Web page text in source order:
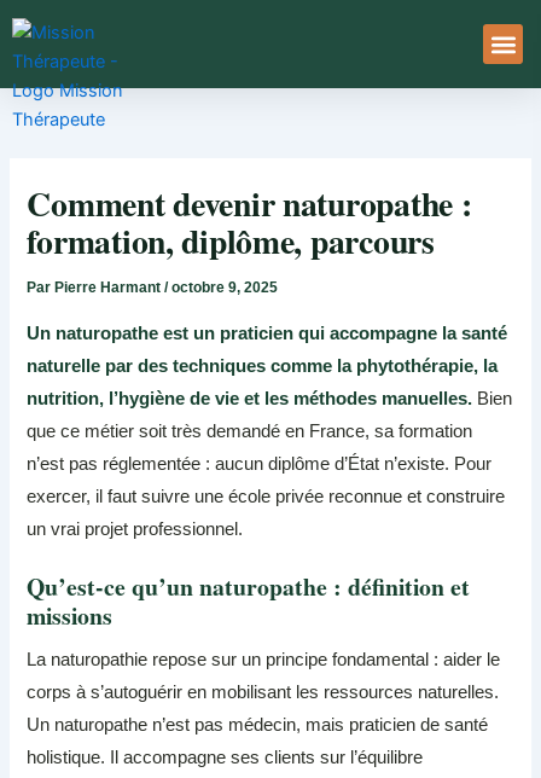
Aller
au
contenu
Comment devenir naturopathe :
formation, diplôme, parcours
Par Pierre Harmant/octobre 9, 2025
Un naturopathe est un praticien qui accompagne la santé
naturelle par des techniques comme la phytothérapie, la
nutrition, l’hygiène de vie et les méthodes manuelles. Bien
que ce métier soit très demandé en France, sa formation
n’est pas réglementée : aucun diplôme d’État n’existe. Pour
exercer, il faut suivre une école privée reconnue et construire
un vrai projet professionnel.
Qu’est-ce qu’un naturopathe : définition et
missions
La naturopathie repose sur un principe fondamental : aider le
corps à s’autoguérir en mobilisant les ressources naturelles.
Un naturopathe n’est pas médecin, mais praticien de santé
holistique. Il accompagne ses clients sur l’équilibre